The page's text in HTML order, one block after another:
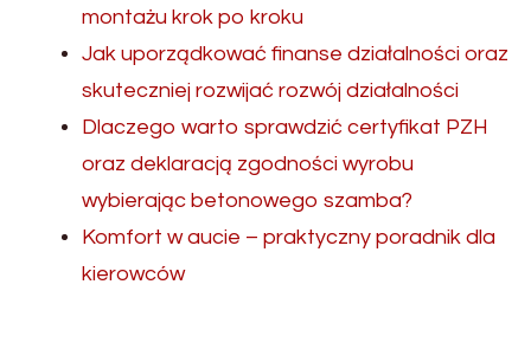
montażu krok po kroku
Jak uporządkować finanse działalności oraz
skuteczniej rozwijać rozwój działalności
Dlaczego warto sprawdzić certyfikat PZH
oraz deklaracją zgodności wyrobu
wybierając betonowego szamba?
Komfort w aucie – praktyczny poradnik dla
kierowców